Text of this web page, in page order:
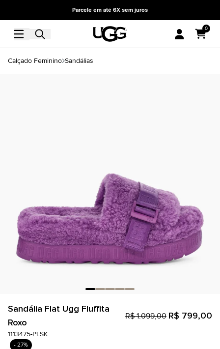
Parcele em até 6X sem juros
0
Calçado Feminino Sandálias
Sandália Flat Ugg Fluffita
Roxo
R$ 1.099,00 R$ 799,00
1113475-PLSK
- 27%